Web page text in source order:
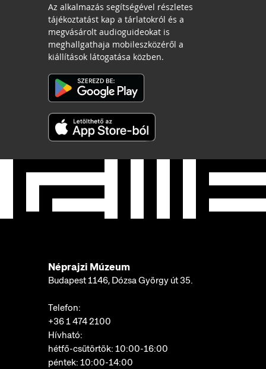
Az alkalmazás segítségével részletes
tájékoztatást kap a tárlatokról és a
megvásárolt audioguideokat is
meghallgathaja mobileszközéről a
kiállítások látogatása közben.
Néprajzi Múzeum
Budapest 1146, Dózsa György út 35.
Telefon:
+36 1 474 2100
Hívható:
hétfő-csütörtök: 10:00-16:00
péntek: 10:00-14:00